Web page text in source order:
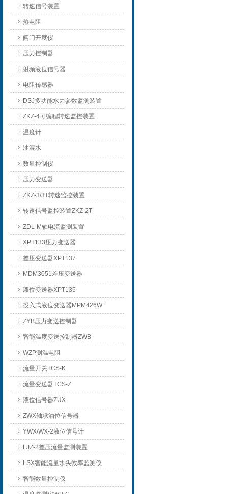
转速信号装置
热电阻
阀门开度仪
压力控制器
射频液位信号器
电阻传感器
DSJ多功能水力参数监测装置
ZKZ-4可编程转速监控装置
温度计
油混水
数显控制仪
压力变送器
ZKZ-3/3T转速监控装置
转速信号监控装置ZKZ-2T
ZDL-M轴电流监测装置
XPT133压力变送器
差压变送器XPT137
MDM3051差压变送器
液位变送器XPT135
投入式液位变送器MPM426W
ZYB压力变送控制器
智能温度变送控制器ZWB
WZP测温电阻
流量开关TCS-K
流量变送器TCS-Z
液位信号器ZUX
ZWX轴承油位信号器
YWX/WX-2液位信号计
LJZ-2差压流量监测装置
LSX智能流量水头效率监测仪
智能数显控制仪